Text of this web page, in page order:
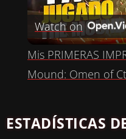
Watch on
Mis PRIMERAS
Mound: Omen of
ESTADÍSTICAS